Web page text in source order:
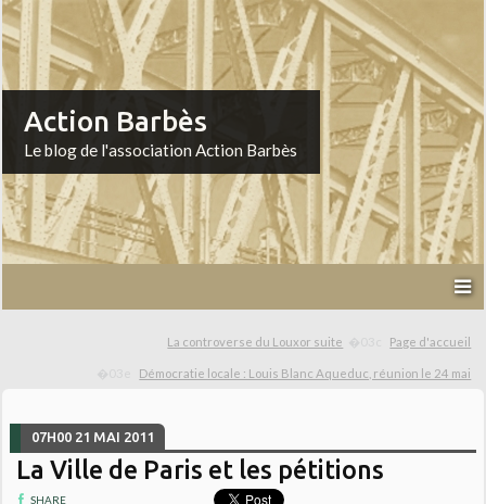
Action Barbès
Le blog de l'association Action Barbès
La controverse du Louxor suite Page d'accueil
Démocratie locale : Louis Blanc Aqueduc, réunion le 24 mai
07H00 21 MAI 2011
La Ville de Paris et les pétitions
SHARE